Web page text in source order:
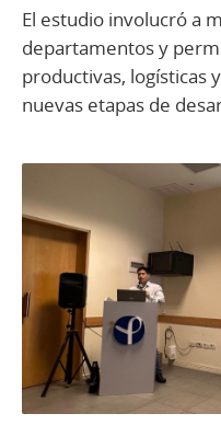
El estudio involucró a
departamentos y
productivas, logísticas
nuevas etapas de